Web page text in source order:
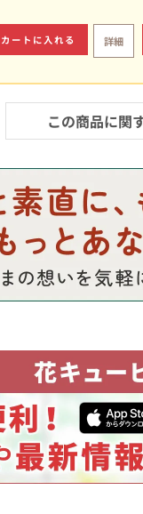
カートに入れる 詳細
この商品に関